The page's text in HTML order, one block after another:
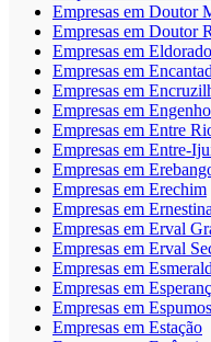
Empresas em Doutor
Empresas em Doutor
Empresas em
Empresas em
Empresas em
Empresas em
Empresas em Entre
Empresas em Entre-
Empresas em
Empresas em Erechim
Empresas em Ernestina
Empresas em Erval
Empresas em Erval
Empresas em
Empresas em
Empresas em
Empresas em Estação